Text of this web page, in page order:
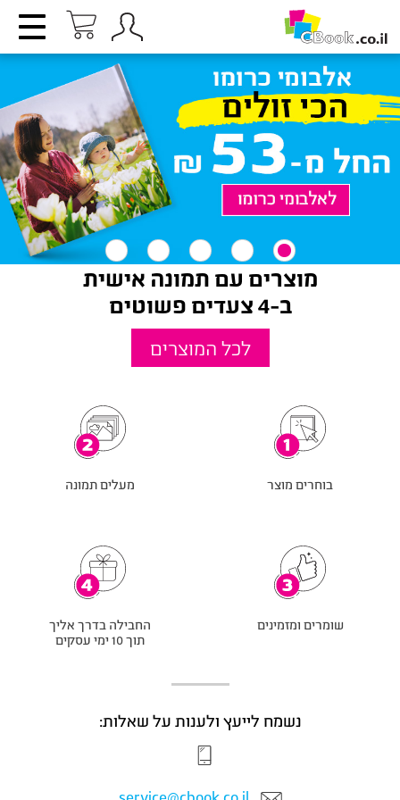
מוצרים עם תמונה אישית
ב-4 צעדים פשוטים
לכל המוצרים
בוחרים מוצר מעלים תמונה
שומרים ומזמינים
החבילה בדרך אליך
תוך 10 ימי עסקים
נשמח לייעץ ולענות על שאלות: